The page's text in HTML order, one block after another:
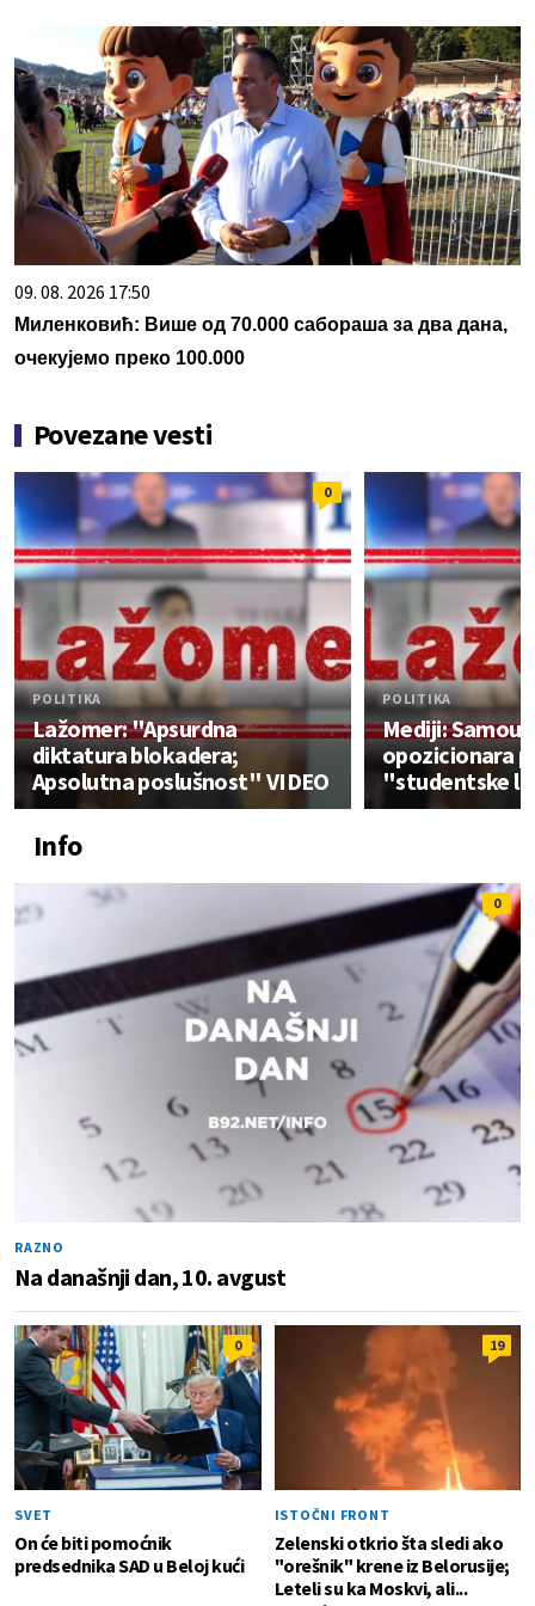
09. 08. 2026 17:50
Миленковић: Више од 70.000 сабораша за два дана,
очекујемо преко 100.000
Povezane vesti
0
POLITIKA
Lažomer: "Apsurdna
diktatura blokadera;
Apsolutna poslušnost" VIDEO
POLITIKA
Mediji:
opozicionara
"studentske
Info
0
RAZNO
Na današnji dan, 10. avgust
0
SVET
On će biti pomoćnik
predsednika SAD u Beloj kući
19
ISTOČNI FRONT
Zelenski otkrio šta sledi ako
"orešnik" krene iz Belorusije;
Leteli su ka Moskvi, ali...